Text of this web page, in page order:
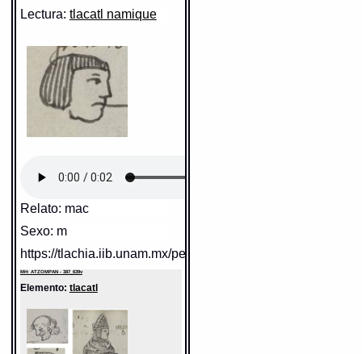
Lectura: tlacatl namique
Relato: mac
Sexo: m
https://tlachia.iib.unam.mx/personaje/387_639v_01
MH: ATZOMPAN - 387_639v
Elemento: tlacatl